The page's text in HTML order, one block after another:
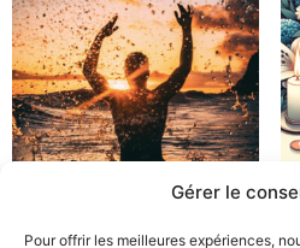
Gérer le
Pour offrir les meilleures expériences,
le petit livre qui fait du